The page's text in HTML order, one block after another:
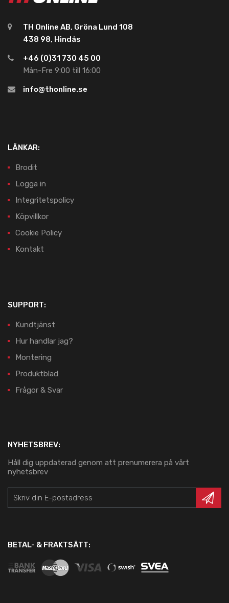
TH Online AB, Gröna Lund 108
438 98, Hindås
+46 (0)31 730 45 00
Mån-Fre 9:00 till 16:00
info@thonline.se
LÄNKAR:
Brodit
Logga in
Integritetspolicy
Köpvillkor
Cookie Policy
Kontakt
SUPPORT:
Kundtjänst
Hur handlar jag?
Montering
Produktblad
Frågor & Svar
NYHETSBREV:
Håll dig uppdaterad genom att prenumerera på vårt
nyhetsbrev
BETAL- & FRAKTSÄTT: